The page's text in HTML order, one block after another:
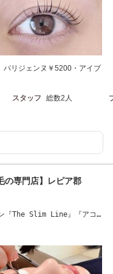
パリジェンヌ￥5200・アイブ
スタッフ 総数2人
の専門店】レピア郡
『The Slim Line』『アコ